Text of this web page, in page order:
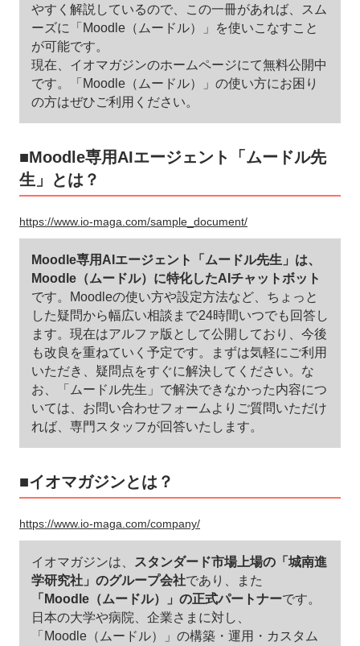
やすく解説しているので、この一冊があれば、スム
ーズに「Moodle（ムードル）」を使いこなすこと
が可能です。
現在、イオマガジンのホームページにて無料公開中
です。「Moodle（ムードル）」の使い方にお困り
の方はぜひご利用ください。
■Moodle専用AIエージェント「ムードル先
生」とは？
https://www.io-maga.com/sample_document/
Moodle専用AIエージェント「ムードル先生」は、
Moodle（ムードル）に特化したAIチャットボット
です。Moodleの使い方や設定方法など、ちょっと
した疑問から幅広い相談まで24時間いつでも回答し
ます。現在はアルファ版として公開しており、今後
も改良を重ねていく予定です。まずは気軽にご利用
いただき、疑問点をすぐに解決してください。な
お、「ムードル先生」で解決できなかった内容につ
いては、お問い合わせフォームよりご質問いただけ
れば、専門スタッフが回答いたします。
■イオマガジンとは？
https://www.io-maga.com/company/
イオマガジンは、
スタンダード市場上場の「城南進
学研究社」のグループ会社であり、また
「Moodle（ムードル）」の正式パートナーです。
日本の大学や病院、企業さまに対し、
「Moodle（ムードル）」の構築・運用・カスタム